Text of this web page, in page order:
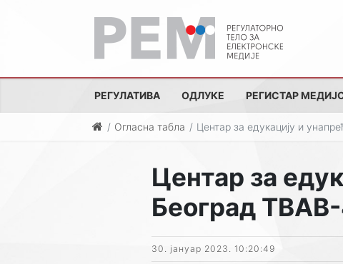
РЕГУЛАТИВА ОДЛУКЕ РЕГИСТАР
Огласна табла Центар за едукацију и
Центар за
Београд
30. јануар 2023. 10:20:49